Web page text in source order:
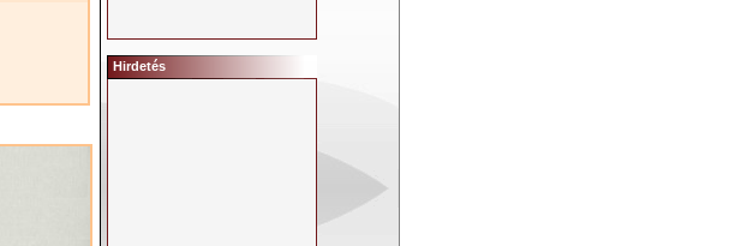
Hirdetés